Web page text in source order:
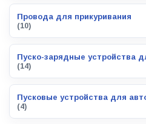
Провода для прикуривания
(10)
Пуско-зарядные устройства
(14)
Пусковые устройства для
(4)